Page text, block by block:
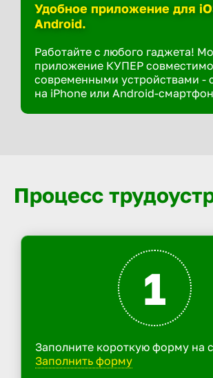
Удобное приложение для
Android.
Работайте с любого гаджета!
приложение КУПЕР
современными устройствами -
на iPhone или Android-
Процесс
1
Заполните короткую форму на
Заполнить форму